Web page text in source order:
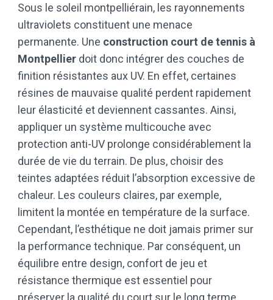
Sous le soleil montpelliérain, les rayonnements
ultraviolets constituent une menace
permanente. Une construction court de tennis à
Montpellier doit donc intégrer des couches de
finition résistantes aux UV. En effet, certaines
résines de mauvaise qualité perdent rapidement
leur élasticité et deviennent cassantes. Ainsi,
appliquer un système multicouche avec
protection anti-UV prolonge considérablement la
durée de vie du terrain. De plus, choisir des
teintes adaptées réduit l’absorption excessive de
chaleur. Les couleurs claires, par exemple,
limitent la montée en température de la surface.
Cependant, l’esthétique ne doit jamais primer sur
la performance technique. Par conséquent, un
équilibre entre design, confort de jeu et
résistance thermique est essentiel pour
préserver la qualité du court sur le long terme.